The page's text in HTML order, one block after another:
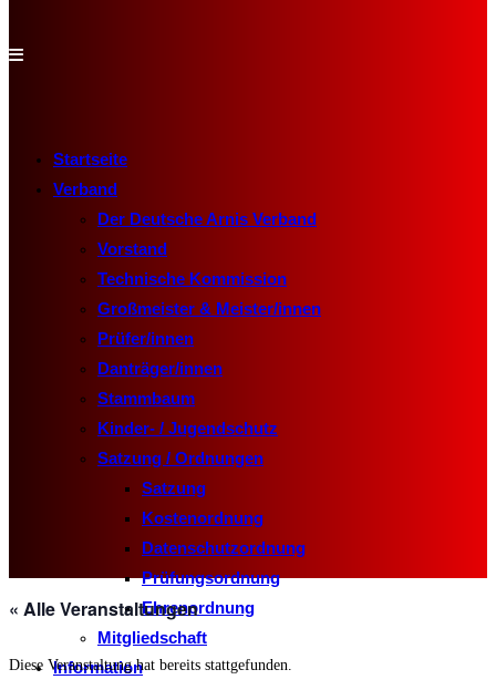
Startseite
Verband
Der Deutsche Arnis Verband
Vorstand
Technische Kommission
Großmeister & Meister/innen
Prüfer/innen
Danträger/innen
Stammbaum
Kinder- / Jugendschutz
Satzung / Ordnungen
Satzung
Kostenordnung
Datenschutzordnung
Prüfungsordnung
Ehrenordnung
Mitgliedschaft
Information
« Alle Veranstaltungen
Diese Veranstaltung hat bereits stattgefunden.